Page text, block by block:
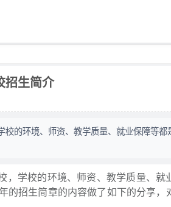
招生简介
的环境、师资、教学质量、就业保障等都
，学校的环境、师资、教学质量、就
的招生简章的内容做了如下的分享，